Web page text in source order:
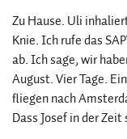
Zu Hause. Uli
Knie. Ich rufe das
ab. Ich sage, wir
August. Vier Tage.
fliegen nach
Dass Josef in der